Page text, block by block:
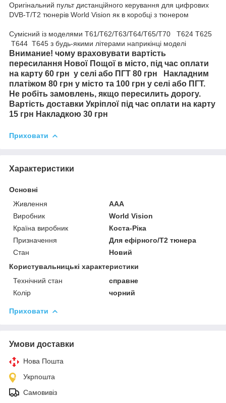
Оригінальний пульт дистанційного керування для цифрових
DVB-T/T2 тюнерів World Vision як в коробці з тюнером
Сумісний із моделями Т61/T62/T63/T64/T65/T70 T624 T625
T644 T645 з будь-якими літерами наприкінці моделі
Внимание! чому враховувати вартість
пересилання Нової Пощої в місто, під час оплати
на карту 60 грн у селі або ПГТ 80 грн Накладним
платіжом 80 грн у місто та 100 грн у селі або ПГТ.
Не робіть замовлень, якщо пересилить дорогу.
Вартість доставки Укріплої під час оплати на карту
15 грн Накладкою 30 грн
Приховати
Характеристики
Основні
Живлення
AAA
Виробник
World Vision
Країна виробник
Коста-Ріка
Призначення
Для ефірного/Т2 тюнера
Стан
Новий
Користувальницькі характеристики
Технічний стан
справне
Колір
чорний
Приховати
Умови доставки
Нова Пошта
Укрпошта
Самовивіз